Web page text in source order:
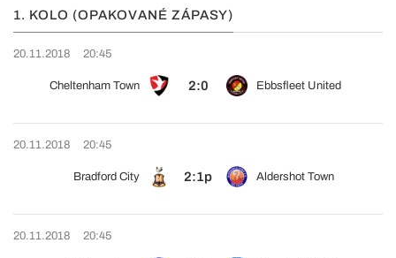
1. KOLO (OPAKOVANÉ ZÁPASY)
20.11.2018 20:45
Cheltenham Town 2:0 Ebbsfleet United
20.11.2018 20:45
Bradford City 2:1p Aldershot Town
20.11.2018 20:45